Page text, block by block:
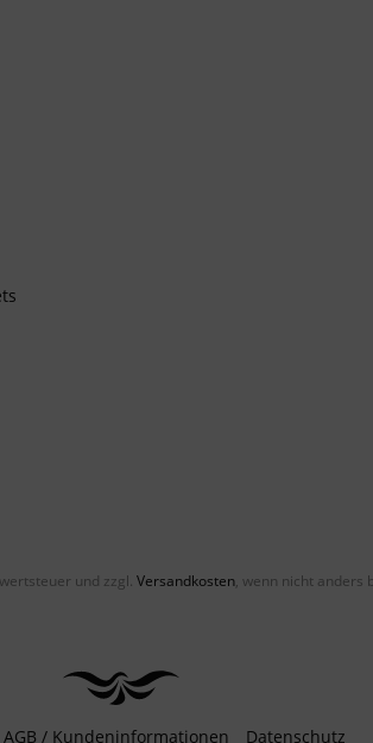
und zzgl. Versandkosten, wenn nicht anders
AGB / Kundeninformationen Datenschutz